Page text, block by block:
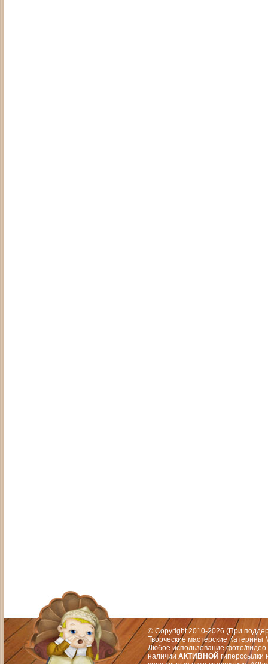
© Copyright 2010-2026 (При
Творческие мастерские
Любое использование фото/видео
наличии АКТИВНОЙ гиперссылки